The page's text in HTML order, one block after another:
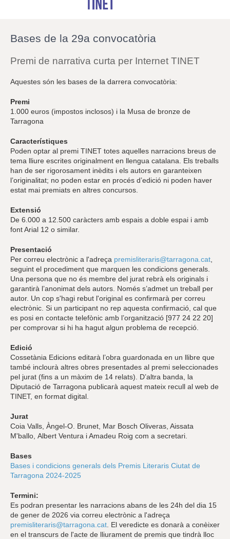
l
u
Bases de la 29a convocatòria
Premi de narrativa curta per Internet TINET
Aquestes són les bases de la darrera convocatòria:
Premi
1.000 euros (impostos inclosos) i la Musa de bronze de
Tarragona
Característiques
Poden optar al premi TINET totes aquelles narracions breus de
tema lliure escrites originalment en llengua catalana. Els treballs
han de ser rigorosament inèdits i els autors en garanteixen
l’originalitat; no poden estar en procés d’edició ni poden haver
estat mai premiats en altres concursos.
Extensió
De 6.000 a 12.500 caràcters amb espais a doble espai i amb
font Arial 12 o similar.
Presentació
Per correu electrònic a l'adreça premisliteraris@tarragona.cat
seguint el procediment que marquen les condicions generals.
Una persona que no és membre del jurat rebrà els originals i
garantirà l’anonimat dels autors. Només s’admet un treball per
autor. Un cop s'hagi rebut l'original es confirmarà per correu
electrònic. Si un participant no rep aquesta confirmació, cal que
es posi en contacte telefònic amb l’organització [977 24 22 20]
per comprovar si hi ha hagut algun problema de recepció.
Edició
Cossetània Edicions editarà l’obra guardonada en un llibre que
també inclourà altres obres presentades al premi seleccionades
pel jurat (fins a un màxim de 14 relats). D’altra banda, la
Diputació de Tarragona publicarà aquest mateix recull al web de
TINET, en format digital.
Jurat
Coia Valls, Àngel-O. Brunet, Mar Bosch Oliveras, Aissata
M'ballo, Albert Ventura i Amadeu Roig com a secretari.
Bases
Bases i condicions generals dels Premis Literaris Ciutat de
Tarragona 2024-2025
Termini:
Es podran presentar les narracions abans de les 24h del dia 15
de gener de 2026 via correu electrònic a l'adreça
premisliteraris@tarragona.cat . El veredicte es donarà a conèixer
en el transcurs de l'acte de lliurament de premis que tindrà lloc